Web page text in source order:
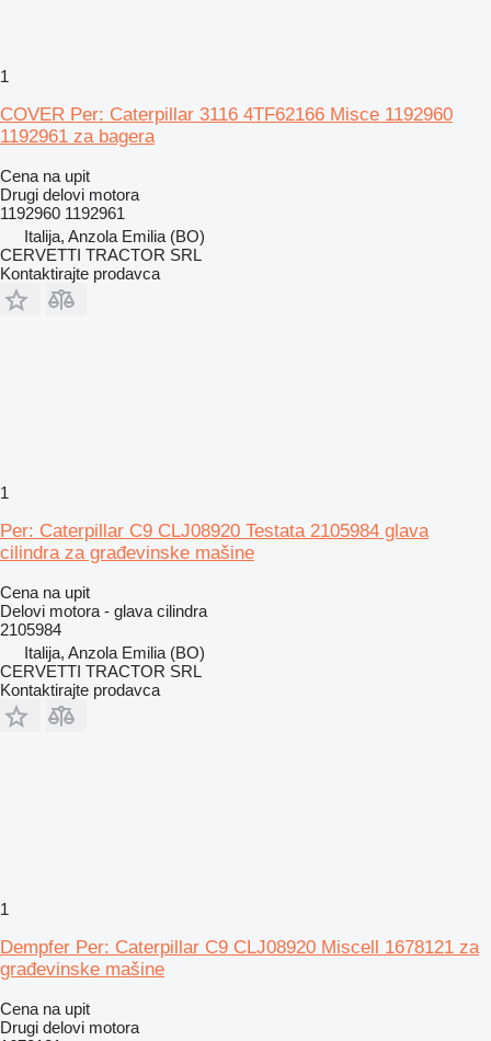
1
COVER Per: Caterpillar 3116 4TF62166 Misce 1192960
1192961 za bagera
Cena na upit
Drugi delovi motora
1192960 1192961
Italija, Anzola Emilia (BO)
CERVETTI TRACTOR SRL
Kontaktirajte prodavca
1
Per: Caterpillar C9 CLJ08920 Testata 2105984 glava
cilindra za građevinske mašine
Cena na upit
Delovi motora - glava cilindra
2105984
Italija, Anzola Emilia (BO)
CERVETTI TRACTOR SRL
Kontaktirajte prodavca
1
Dempfer Per: Caterpillar C9 CLJ08920 Miscell 1678121 za
građevinske mašine
Cena na upit
Drugi delovi motora